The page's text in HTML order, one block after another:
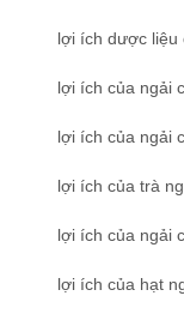
lợi ích dược liệu
lợi ích của ngải
lợi ích của ngải
lợi ích của trà
lợi ích của ngải
lợi ích của hạt